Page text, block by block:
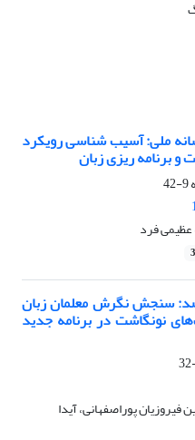
ملی: آسیب شناسی رویکرد
برنامه ریزی زبان
9-42
عظیمی فرد
سنجش نگرش معلمان زبان
نونگاشت در برنامه جدید
پوراصفهانی، آیدا